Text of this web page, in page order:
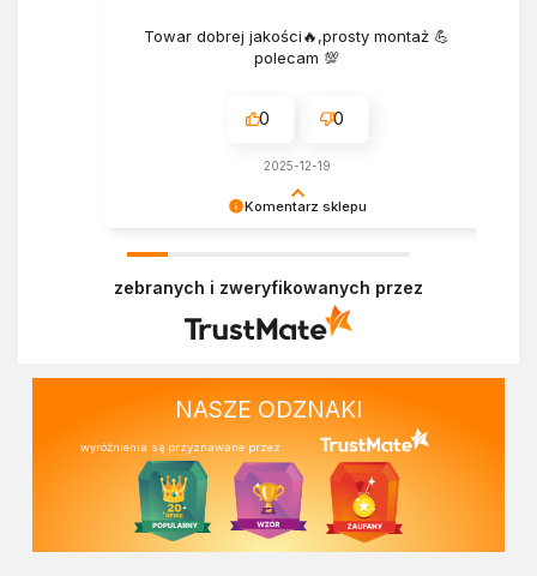
Komentarz sklepu
obsługa Cię usatysfakcjonowała. Mamy nadzieję,
że do nas wrócisz :) Dziękujemy raz jeszcze!
Towar dobrej jakości🔥,prosty montaż 💪
polecam 💯
0 0
2025-12-19
zebranych i zweryfikowanych przez
NASZE ODZNAKI
wyróżnienia są przyznawane przez